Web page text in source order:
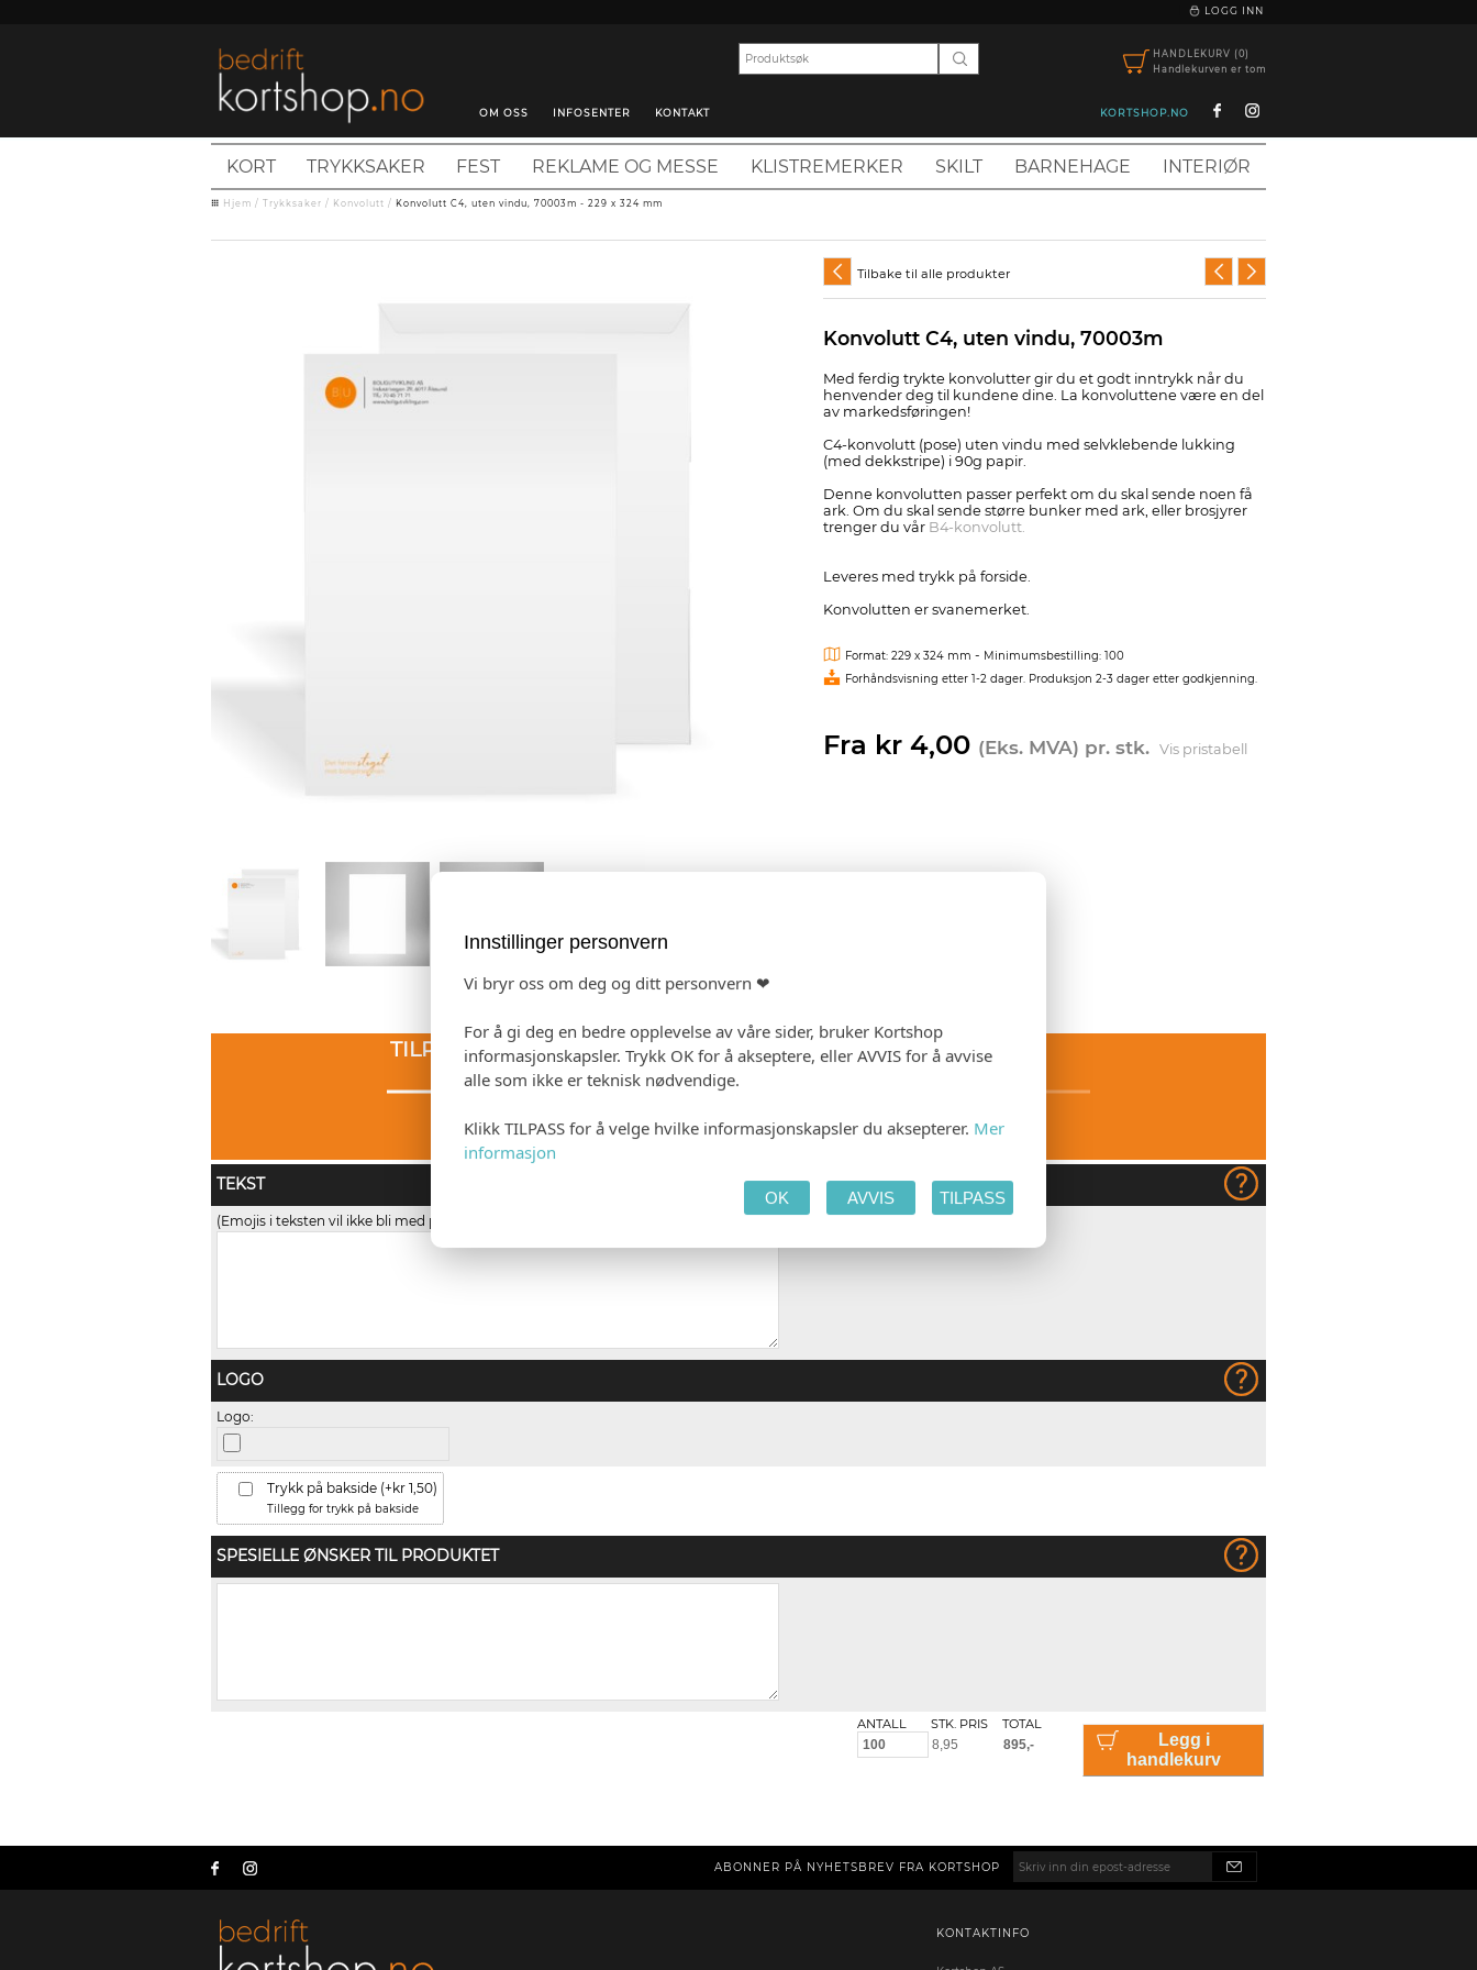
LOGG INN
HANDLEKURV (0)
Handlekurven er tom
OM OSS INFOSENTER KONTAKT KORTSHOP.NO
KORT TRYKKSAKER FEST REKLAME OG MESSE KLISTREMERKER SKILT BARNEHAGE INTERIØR
Hjem / Trykksaker / Konvolutt / Konvolutt C4, uten vindu, 70003m - 229 x 324 mm
Tilbake til alle produkter
Konvolutt C4, uten vindu, 70003m
Med ferdig trykte konvolutter gir du et godt inntrykk når du
henvender deg til kundene dine. La konvoluttene være en del
av markedsføringen!
C4-konvolutt (pose) uten vindu med selvklebende lukking
(med dekkstripe) i 90g papir.
Denne konvolutten passer perfekt om du skal sende noen få
ark. Om du skal sende større bunker med ark, eller brosjyrer
trenger du vår B4-konvolutt.
Leveres med trykk på forside.
Konvolutten er svanemerket.
Format: 229 x 324 mm - Minimumsbestilling: 100
Forhåndsvisning etter 1-2 dager. Produksjon 2-3 dager etter godkjenning.
Fra kr 4,00 (Eks. MVA) pr. stk. Vis pristabell
TILPASS PRODUKTET HANDLEKURV KASSE
TEKST
(Emojis i teksten vil ikke bli med på trykk)
LOGO
Logo:
Trykk på bakside (+kr 1,50)
Tillegg for trykk på bakside
SPESIELLE ØNSKER TIL PRODUKTET
ANTALL STK. PRIS TOTAL
Legg i
handlekurv
ABONNER PÅ NYHETSBREV FRA KORTSHOP
KONTAKTINFO
Innstillinger personvern
Vi bryr oss om deg og ditt personvern ❤
For å gi deg en bedre opplevelse av våre sider, bruker Kortshop
informasjonskapsler. Trykk OK for å akseptere, eller AVVIS for å avvise
alle som ikke er teknisk nødvendige.
Klikk TILPASS for å velge hvilke informasjonskapsler du aksepterer. Mer
informasjon
OK AVVIS TILPASS